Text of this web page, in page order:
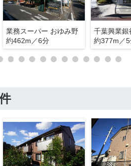
業務スーパー おゆみ野
約462m／6分
千葉興業銀
約377m／